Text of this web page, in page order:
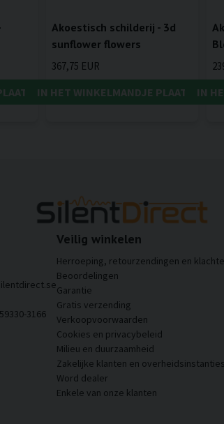
Akoestisch schilderij - 3d
sunflower flowers
367,75 EUR
IN HET WINKELMANDJE PLAATSEN
IN
3166
Veilig winkelen
Herroeping, retourzendingen en
Beoordelingen
Garantie
Gratis verzending
Verkoopvoorwaarden
Cookies en privacybeleid
Milieu en duurzaamheid
Zakelijke klanten en overheidsinstanties
Word dealer
Enkele van onze klanten